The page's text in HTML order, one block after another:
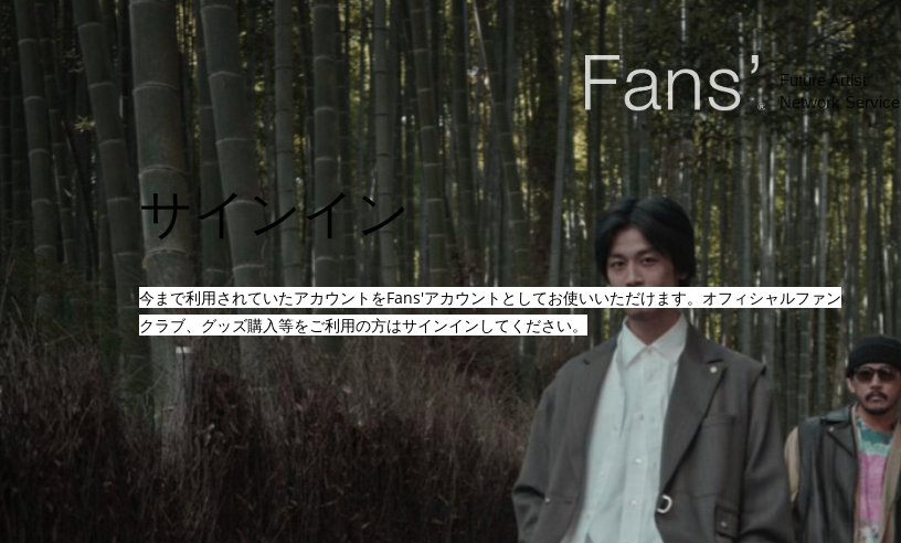
Future Artist
Network Service
サインイン
今まで利用されていたアカウントをFans'アカウントとしてお使いいただけます。オフィシャルファン
クラブ、グッズ購入等をご利用の方はサインインしてください。